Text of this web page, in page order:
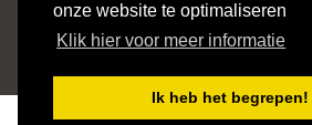
onze website te optimaliseren
Klik hier voor meer informatie
Ik heb het begrepen!
Privacy Policy